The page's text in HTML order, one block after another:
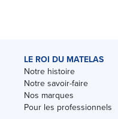
LE ROI DU MATELAS
Notre histoire
Notre savoir-faire
Nos marques
Pour les professionnels